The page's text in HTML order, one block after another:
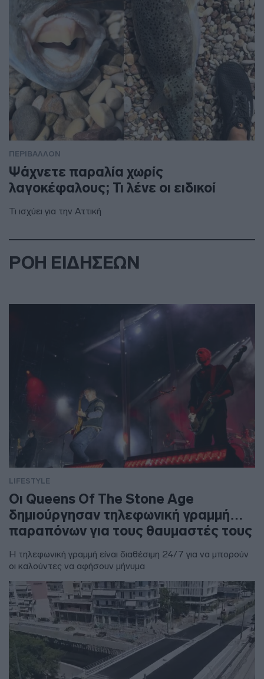
ΠΕΡΙΒΑΛΛΟΝ
Ψάχνετε παραλία χωρίς
λαγοκέφαλους; Τι λένε οι ειδικοί
Τι ισχύει για την Αττική
ΡΟΗ ΕΙΔΗΣΕΩΝ
LIFESTYLE
Οι Queens Of The Stone Age
δημιούργησαν τηλεφωνική γραμμή…
παραπόνων για τους θαυμαστές τους
Η τηλεφωνική γραμμή είναι διαθέσιμη 24/7 για να μπορούν
οι καλούντες να αφήσουν μήνυμα